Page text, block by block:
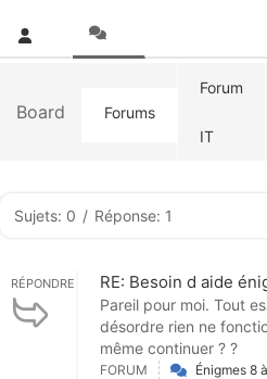
Board Forums
Forum
IT
Sujets: 0 / Réponse: 1
RÉPONDRE RE: Besoin d aide
Pareil pour moi. Tout
désordre rien ne
même continuer ? ?
FORUM Énigmes 8